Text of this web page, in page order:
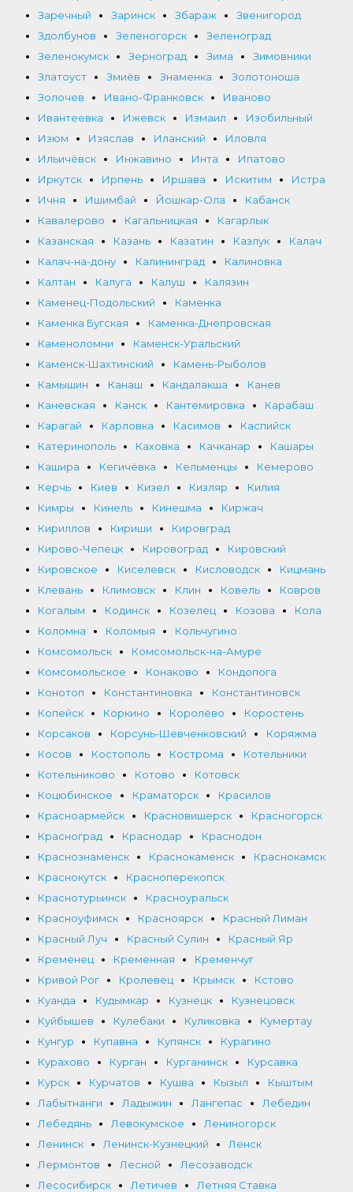
Заречный
Заринск Збараж
Звенигород
Здолбунов
Зеленогорск
Зеленоград
Зеленокумск
Зерноград Зима
Зимовники
Златоуст
Змиёв Знаменка
Золотоноша
Золочев
Ивано-Франковск
Иваново
Ивантеевка
Ижевск Измаил
Изобильный
Изюм
Изяслав Иланский
Иловля
Ильичёвск
Инжавино Инта
Ипатово
Иркутск
Ирпень Иршава Искитим
Истра
Ичня
Ишимбай Йошкар-Ола
Кабанск
Кавалерово
Кагальницкая
Кагарлык
Казанская
Казань Казатин Казлук
Калач
Калач-на-дону
Калининград
Калиновка
Калтан
Калуга Калуш
Калязин
Каменец-Подольский
Каменка
Каменка Бугская
Каменка-Днепровская
Каменоломни
Каменск-Уральский
Каменск-Шахтинский
Камень-Рыболов
Камышин
Канаш Кандалакша
Канев
Каневская
Канск Кантемировка
Карабаш
Карагай
Карловка Касимов
Каспийск
Катеринополь
Каховка Качканар
Кашары
Кашира
Кегичёвка Кельменцы
Кемерово
Керчь
Киев Кизел Кизляр
Килия
Кимры
Кинель Кинешма
Киржач
Кириллов
Кириши
Кировград
Кирово-Чепецк
Кировоград
Кировский
Кировское
Киселевск Кисловодск
Кицмань
Клевань
Климовск Клин Ковель
Ковров
Когалым
Кодинск Козелец Козова
Кола
Коломна
Коломыя
Кольчугино
Комсомольск
Комсомольск-на-Амуре
Комсомольское
Конаково
Кондопога
Конотоп
Константиновка
Константиновск
Копейск
Коркино Королёво
Коростень
Корсаков
Корсунь-Шевченковский
Коряжма
Косов
Костополь Кострома
Котельники
Котельниково
Котово
Котовск
Коцюбинское
Краматорск
Красилов
Красноармейск
Красновишерск
Красногорск
Красноград
Краснодар
Краснодон
Краснознаменск
Краснокаменск
Краснокамск
Краснокутск
Красноперекопск
Краснотурьинск
Красноуральск
Красноуфимск
Красноярск
Красный Лиман
Красный Луч
Красный Сулин
Красный Яр
Кременец
Кременная
Кременчуг
Кривой Рог
Кролевец Крымск
Кстово
Куанда
Кудымкар Кузнецк
Кузнецовск
Куйбышев
Кулебаки Куликовка
Кумертау
Кунгур
Купавна Купянск
Курагино
Курахово
Курган Курганинск
Курсавка
Курск
Курчатов Кушва Кызыл
Кыштым
Лабытнанги
Ладыжин Лангепас
Лебедин
Лебедянь
Левокумское
Лениногорск
Ленинск
Ленинск-Кузнецкий
Ленск
Лермонтов
Лесной
Лесозаводск
Лесосибирск
Летичев
Летняя Ставка